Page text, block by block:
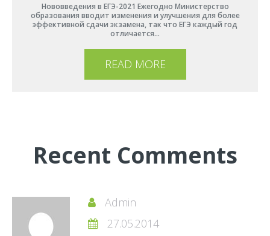
Нововведения в ЕГЭ-2021 Ежегодно Министерство
образования вводит изменения и улучшения для более
эффективной сдачи экзамена, так что ЕГЭ каждый год
отличается…
READ MORE
Recent Comments
Admin
27.05.2014